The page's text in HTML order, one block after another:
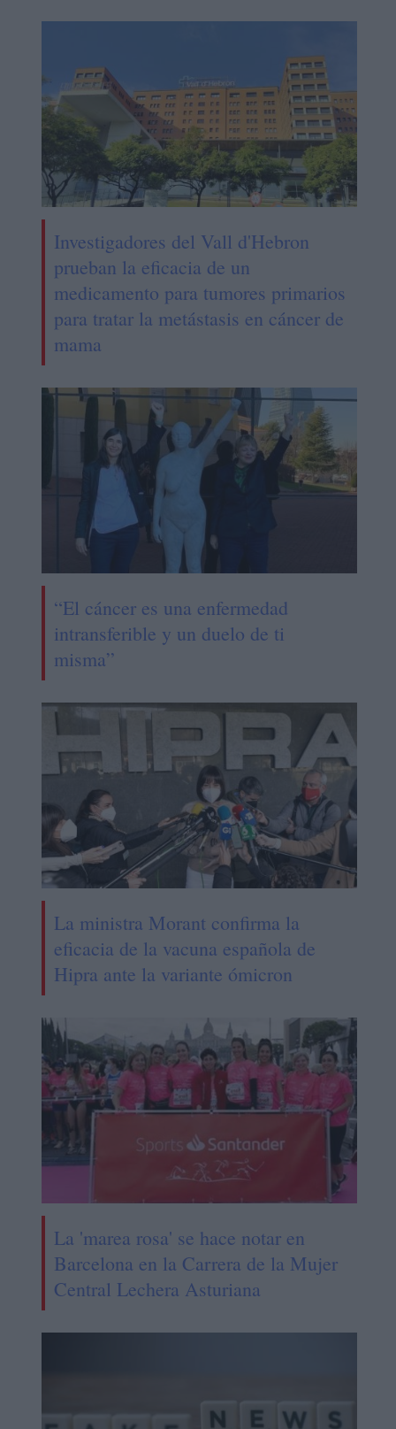
Investigadores del Vall d'Hebron
prueban la eficacia de un
medicamento para tumores primarios
para tratar la metástasis en cáncer de
mama
“El cáncer es una enfermedad
intransferible y un duelo de ti
misma”
La ministra Morant confirma la
eficacia de la vacuna española de
Hipra ante la variante ómicron
La 'marea rosa' se hace notar en
Barcelona en la Carrera de la Mujer
Central Lechera Asturiana